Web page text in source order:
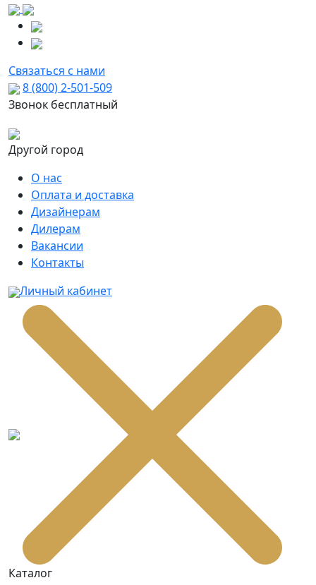
Связаться с нами
8 (800) 2-501-509
Звонок бесплатный
Другой город
О нас
Оплата и доставка
Дизайнерам
Дилерам
Вакансии
Контакты
Личный кабинет
Каталог